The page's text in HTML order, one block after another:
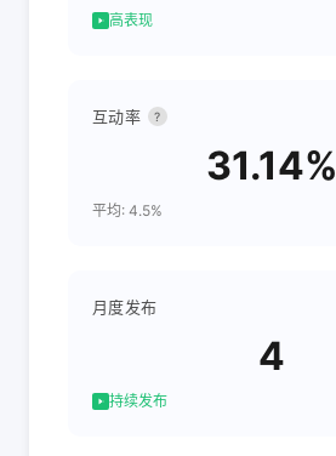
高表现
互动率 ?
31.14%
平均: 4.5%
月度发布
4
持续发布